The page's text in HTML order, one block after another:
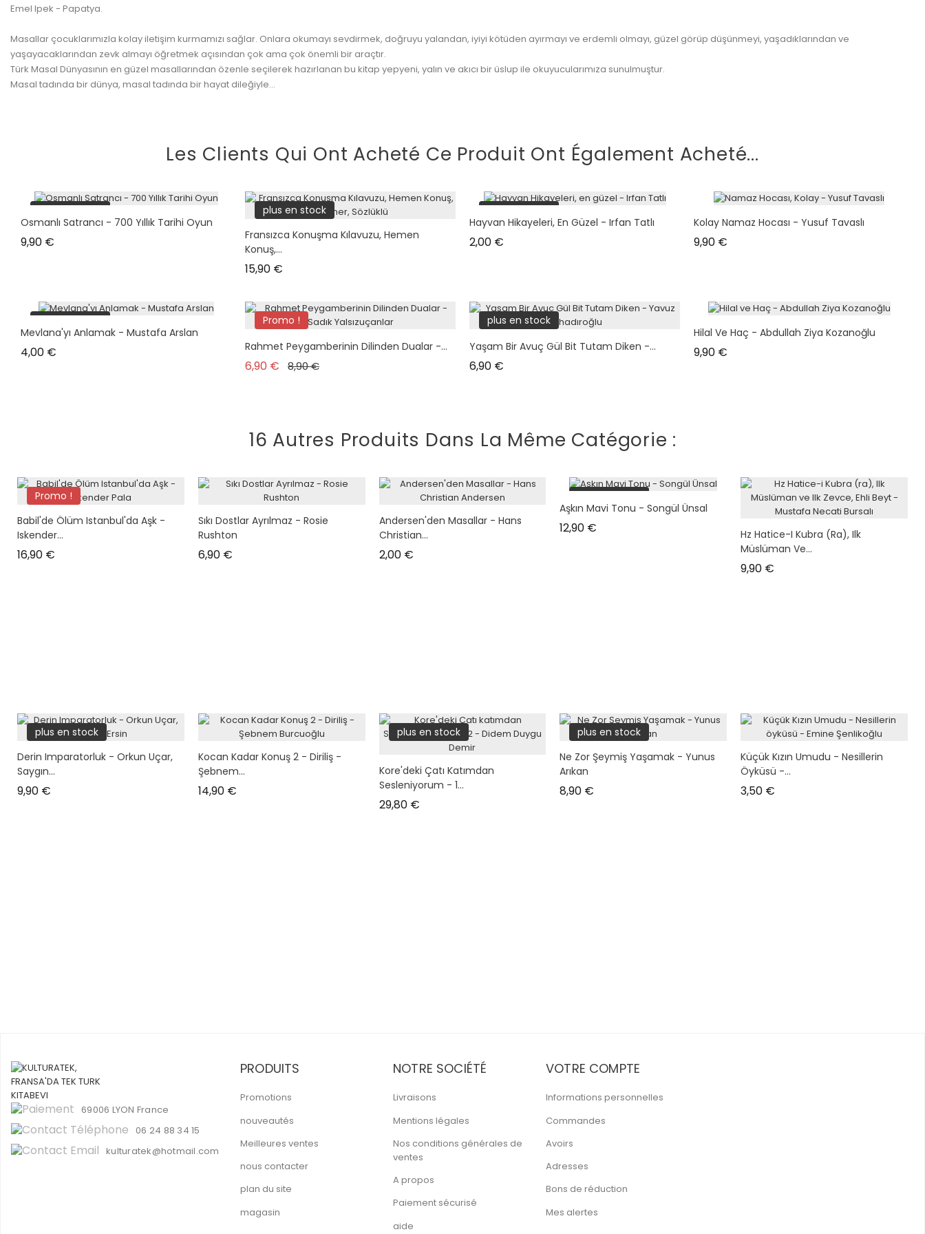
Emel Ipek - Papatya.
Masallar çocuklarımızla kolay iletişim kurmamızı sağlar. Onlara okumayı sevdirmek, doğruyu yalandan, iyiyi kötüden ayırmayı ve erdemli olmayı, güzel görüp düşünmeyi, yaşadıklarından ve
yaşayacaklarından zevk almayı öğretmek açısından çok ama çok önemli bir araçtır.
Türk Masal Dünyasının en güzel masallarından özenle seçilerek hazırlanan bu kitap yepyeni, yalın ve akıcı bir üslup ile okuyucularımıza sunulmuştur.
Masal tadında bir dünya, masal tadında bir hayat dileğiyle...
Les Clients Qui Ont Acheté Ce Produit Ont Également Acheté...
plus en stock
Osmanlı Satrancı - 700 Yıllık Tarihi Oyun
9,90 €
plus en stock
Fransızca Konuşma Kılavuzu, Hemen
Konuş,...
15,90 €
plus en stock
Hayvan Hikayeleri, En Güzel - Irfan Tatlı
2,00 €
Kolay Namaz Hocası - Yusuf Tavaslı
9,90 €
plus en stock
Mevlana'yı Anlamak - Mustafa Arslan
4,00 €
Promo !
plus en stock
Rahmet Peygamberinin Dilinden Dualar -...
6,90 € Prix de base
8,90 €Prix
plus en stock
Yaşam Bir Avuç Gül Bit Tutam Diken -...
6,90 €
Hilal Ve Haç - Abdullah Ziya Kozanoğlu
9,90 €
16 Autres Produits Dans La Même Catégorie :
Promo !
Babil'de Ölüm Istanbul'da Aşk -
Iskender...
16,90 €
Sıkı Dostlar Ayrılmaz - Rosie
Rushton
6,90 €Prix
Andersen'den Masallar - Hans
Christian...
2,00 €Prix
plus en stock
Aşkın Mavi Tonu - Songül Ünsal
12,90 €
Hz Hatice-I Kubra (ra), Ilk
Müslüman Ve...
9,90 €
plus en stock
Derin Imparatorluk - Orkun Uçar,
Saygın...
9,90 €
Kocan Kadar Konuş 2 - Diriliş -
Şebnem...
14,90 €Prix
plus en stock
Kore'deki Çatı Katımdan
Sesleniyorum - 1...
29,80 €Prix
plus en stock
Ne Zor Şeymiş Yaşamak - Yunus
Arıkan
8,90 €
Küçük Kızın Umudu - Nesillerin
Öyküsü -...
3,50 €
69006 LYON France
06 24 88 34 15
kulturatek@hotmail.com
PRODUITS
Promotions
nouveautés
Meilleures ventes
nous contacter
plan du site
magasin
NOTRE SOCIÉTÉ
Livraisons
Mentions légales
Nos conditions générales de
ventes
A propos
Paiement sécurisé
aide
VOTRE COMPTE
Informations personnelles
Commandes
Avoirs
Adresses
Bons de réduction
Mes alertes